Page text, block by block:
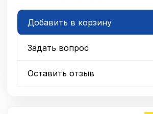
Добавить в корзину
Задать вопрос
Оставить отзыв